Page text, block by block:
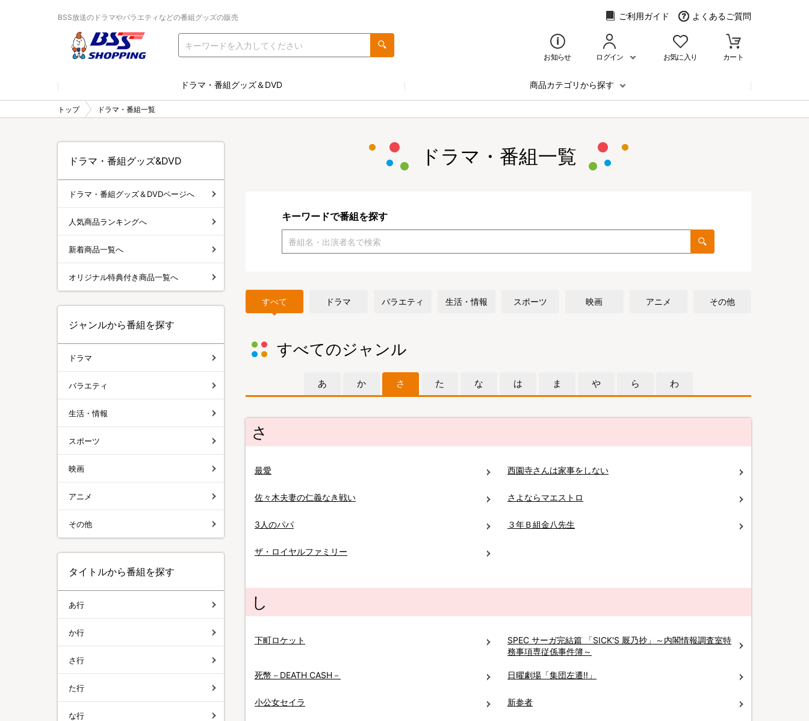
BSS放送のドラマやバラエティなどの番組グッズの販売 ご利用ガイド よくあるご質問
お知らせ ログイン お気に入り カート
ドラマ・番組グッズ＆DVD 商品カテゴリから探す
トップ ドラマ・番組一覧
ドラマ・番組一覧
キーワードで番組を探す
すべて ドラマ バラエティ 生活・情報 スポーツ 映画 アニメ その他
すべてのジャンル
あ か さ た な は ま や ら わ
さ
最愛 西園寺さんは家事をしない
佐々木夫妻の仁義なき戦い さよならマエストロ
3人のパパ ３年Ｂ組金八先生
ザ・ロイヤルファミリー
し
下町ロケット
SPEC サーガ完結篇 「SICK'S 厩乃抄」～内閣情報調査室特
務事項専従係事件簿～
死幣－DEATH CASH－ 日曜劇場「集団左遷!!」
小公女セイラ 新参者
ドラマ・番組グッズ&DVD
ドラマ・番組グッズ＆DVDページへ
人気商品ランキングへ
新着商品一覧へ
オリジナル特典付き商品一覧へ
ジャンルから番組を探す
ドラマ
バラエティ
生活・情報
スポーツ
映画
アニメ
その他
タイトルから番組を探す
あ行
か行
さ行
た行
な行